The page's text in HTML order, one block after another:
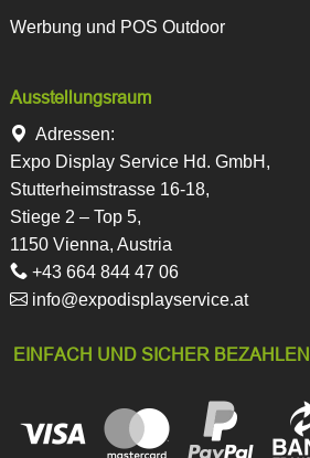
Werbung und POS Outdoor
Ausstellungsraum
Adressen:
Expo Display Service Hd. GmbH,
Stutterheimstrasse 16-18,
Stiege 2 – Top 5,
1150 Vienna, Austria
+43 664 844 47 06
info@expodisplayservice.at
EINFACH UND SICHER BEZAHLEN